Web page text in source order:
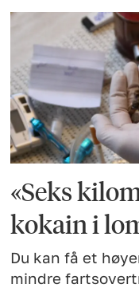
«Seks
kokain i
Du kan få et
mindre